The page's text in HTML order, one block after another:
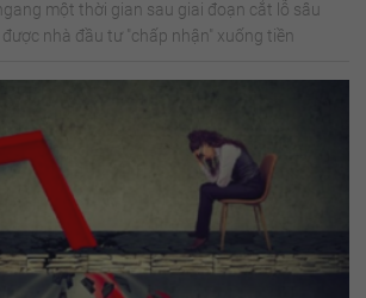
một thời gian sau giai đoạn cắt lỗ sâu
nhà đầu tư "chấp nhận" xuống tiền